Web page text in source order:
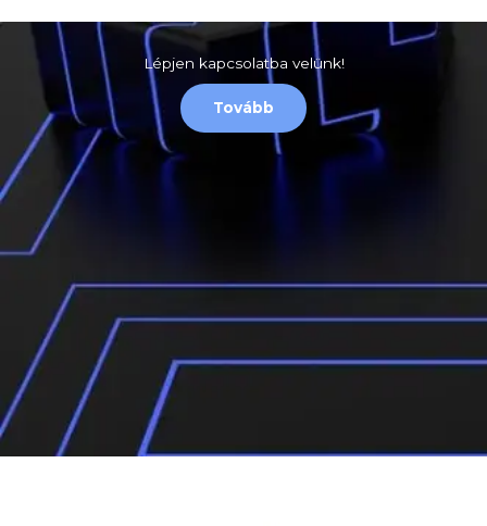
Tovább
Lépjen kapcsolatba velünk!